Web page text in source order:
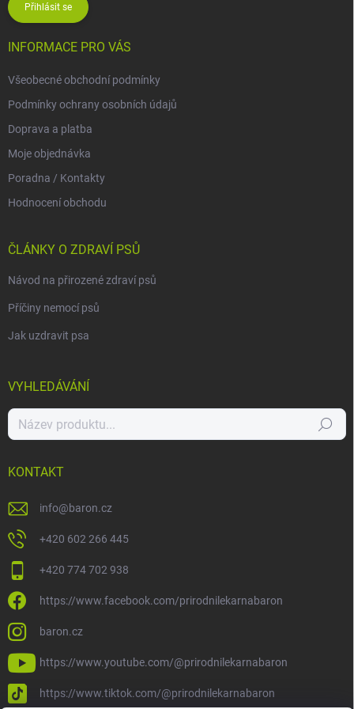
Přihlásit se
INFORMACE PRO VÁS
Všeobecné obchodní podmínky
Podmínky ochrany osobních údajů
Doprava a platba
Moje objednávka
Poradna / Kontakty
Hodnocení obchodu
ČLÁNKY O ZDRAVÍ PSŮ
Návod na přirozené zdraví psů
Příčiny nemocí psů
Jak uzdravit psa
VYHLEDÁVÁNÍ
Hledat
KONTAKT
info@baron.cz
+420 602 266 445
+420 774 702 938
https://www.facebook.com/prirodnilekarnabaron
baron.cz
https://www.youtube.com/@prirodnilekarnabaron
https://www.tiktok.com/@prirodnilekarnabaron